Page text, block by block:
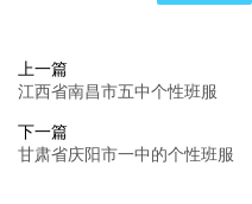
上一篇
江西省南昌市五中个性班服
下一篇
甘肃省庆阳市一中的个性班服